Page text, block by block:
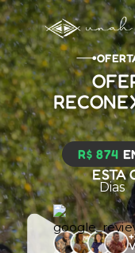
R$ 874
ESTA
Dias